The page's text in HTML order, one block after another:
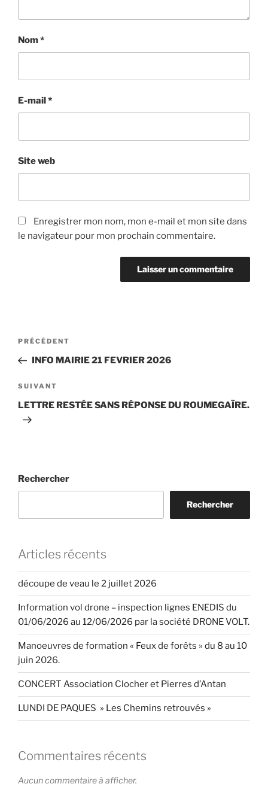
Nom*
E-mail *
Site web
Enregistrer mon nom, mon e-mail et mon site dans
le navigateur pour mon prochain commentaire.
Navigation
l’article
Article
précédent
PRÉCÉDENT
INFO MAIRIE 21 FEVRIER 2026
Article
suivant
SUIVANT
LETTRE RESTÉE SANS RÉPONSE DU ROUMEGAÏRE.
Rechercher
Rechercher
Articles récents
découpe de veau le 2 juillet 2026
Information vol drone – inspection lignes ENEDIS du
01/06/2026 au 12/06/2026 par la société DRONE VOLT.
Manoeuvres de formation « Feux de forêts » du 8 au 10
juin 2026.
CONCERT Association Clocher et Pierres d’Antan
LUNDI DE PAQUES » Les Chemins retrouvés »
Commentaires récents
Aucun commentaire à afficher.